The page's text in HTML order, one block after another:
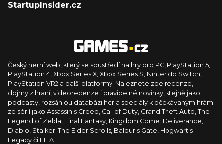
StartupInsider.cz
Český herní web, který se soustředí na hry pro PC, PlayStation 5,
PlayStation 4, Xbox Series X, Xbox Series S, Nintendo Switch,
PlayStation VR2 a další platformy. Naleznete zde recenze,
dojmy z hraní, videorecenze i pravidelné novinky, stejně jako
podcasty, rozsáhlou databázi her a speciály k očekávaným hrám
ze sérií jako Assassin's Creed, Call of Duty, Grand Theft Auto, The
Legend of Zelda, Final Fantasy, Kingdom Come: Deliverance,
Diablo, Stalker, The Elder Scrolls, Baldur's Gate, Hogwart's
Legacy či FIFA.